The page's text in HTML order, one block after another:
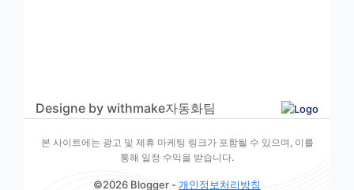
Designe by withmake자동화팀
본 사이트에는 광고 및 제휴 마케팅 링크가 포함될 수 있으며, 이를
통해 일정 수익을 받습니다.
©2026 Blogger - 개인정보처리방침